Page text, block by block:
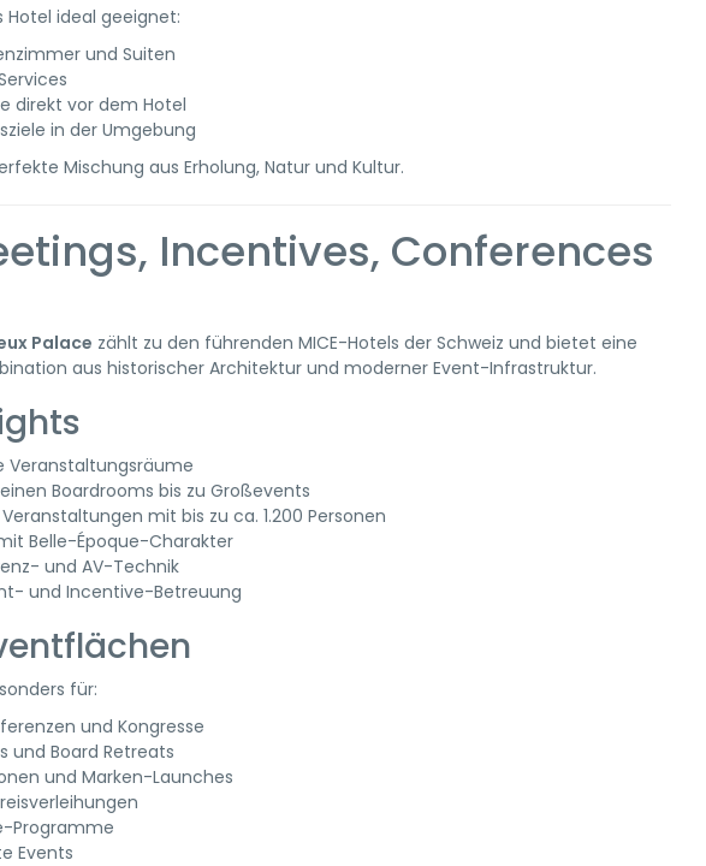
Hotel ideal geeignet:
und Suiten
direkt vor dem Hotel
in der Umgebung
Mischung aus Erholung, Natur und Kultur.
Incentives, Conferences
Palace zählt zu den führenden MICE-Hotels der Schweiz und bietet eine
aus historischer Architektur und moderner Event-Infrastruktur.
Veranstaltungsräume
Boardrooms bis zu Großevents
mit bis zu ca. 1.200 Personen
Belle-Époque-Charakter
und AV-Technik
und Incentive-Betreuung
für:
und Kongresse
und Board Retreats
und Marken-Launches
Programme
Events